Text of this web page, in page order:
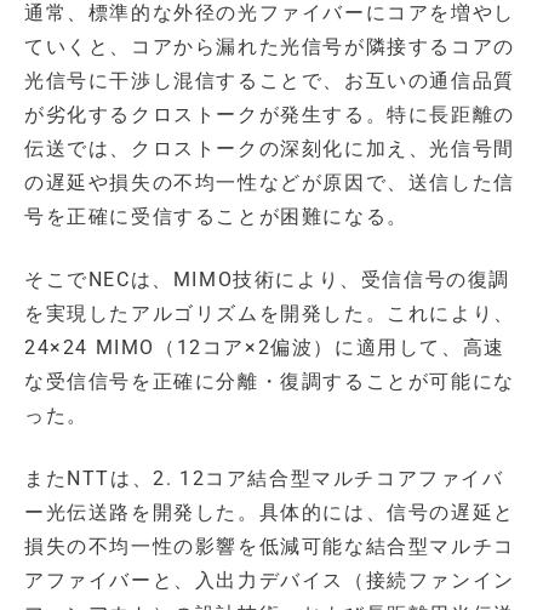
通常、標準的な外径の光ファイバーにコアを増やし
ていくと、コアから漏れた光信号が隣接するコアの
光信号に干渉し混信することで、お互いの通信品質
が劣化するクロストークが発生する。特に長距離の
伝送では、クロストークの深刻化に加え、光信号間
の遅延や損失の不均一性などが原因で、送信した信
号を正確に受信することが困難になる。
そこでNECは、MIMO技術により、受信信号の復調
を実現したアルゴリズムを開発した。これにより、
24×24 MIMO（12コア×2偏波）に適用して、高速
な受信信号を正確に分離・復調することが可能にな
った。
またNTTは、2. 12コア結合型マルチコアファイバ
ー光伝送路を開発した。具体的には、信号の遅延と
損失の不均一性の影響を低減可能な結合型マルチコ
アファイバーと、入出力デバイス（接続ファンイン